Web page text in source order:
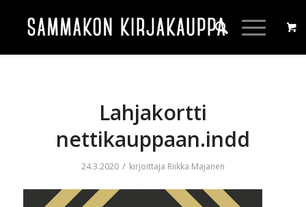
Lahjakortti
nettikauppaan.indd
24.3.2020 / kirjoittaja Riikka Majanen